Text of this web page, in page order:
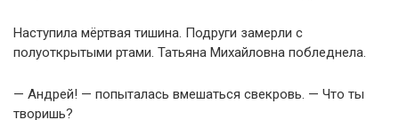
Наступила мёртвая тишина. Подруги замерли с
полуоткрытыми ртами. Татьяна Михайловна побледнела.
— Андрей! — попыталась вмешаться свекровь. — Что ты
творишь?